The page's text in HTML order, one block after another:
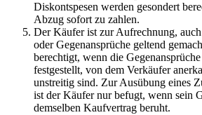
Diskontspesen werden gesondert
Abzug sofort zu zahlen.
Der Käufer ist zur Aufrechnung,
oder Gegenansprüche geltend
berechtigt, wenn die
festgestellt, von dem Verkäufer
unstreitig sind. Zur Ausübung eines
ist der Käufer nur befugt, wenn sein
demselben Kaufvertrag beruht.